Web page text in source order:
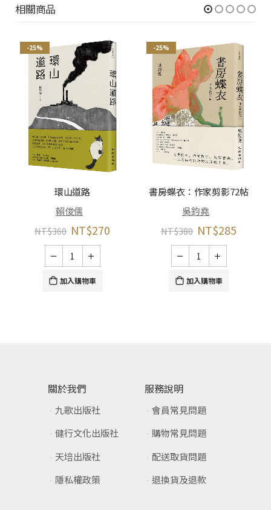
相關商品
-25%
環山道路
賴俊儒
NT$360 NT$270
加入購物車
-25%
書房蝶衣：作家剪影72帖
吳鈞堯
NT$380 NT$285
加入購物車
關於我們
九歌出版社
健行文化出版社
天培出版社
隱私權政策
服務說明
會員常見問題
購物常見問題
配送取貨問題
退換貨及退款